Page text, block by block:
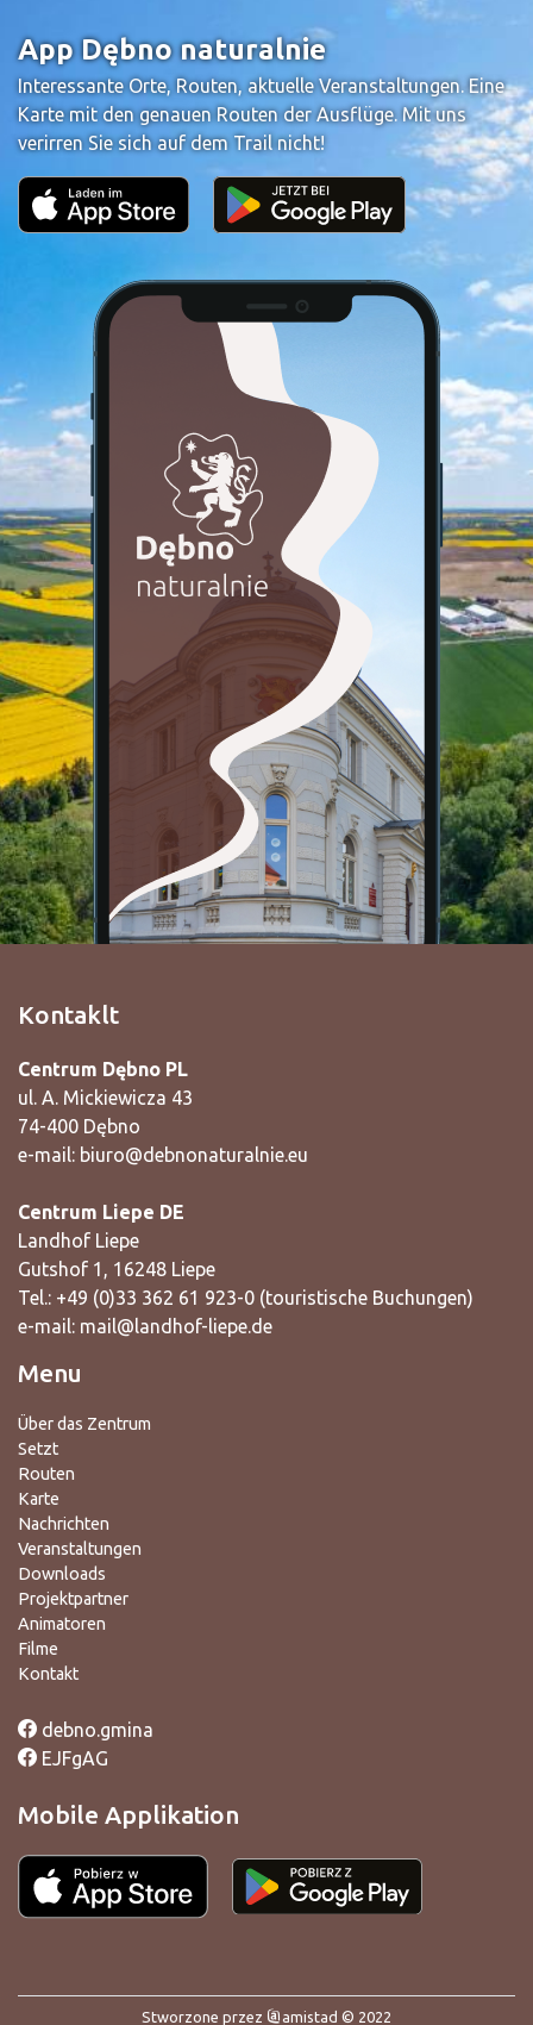
App Dębno naturalnie
Interessante Orte, Routen, aktuelle Veranstaltungen. Eine
Karte mit den genauen Routen der Ausflüge. Mit uns
verirren Sie sich auf dem Trail nicht!
Kontaklt
Centrum Dębno PL
ul. A. Mickiewicza 43
74-400 Dębno
e-mail: biuro@debnonaturalnie.eu
Centrum Liepe DE
Landhof Liepe
Gutshof 1, 16248 Liepe
Tel.: +49 (0)33 362 61 923-0 (touristische Buchungen)
e-mail: mail@landhof-liepe.de
Menu
Über das Zentrum
Setzt
Routen
Karte
Nachrichten
Veranstaltungen
Downloads
Projektpartner
Animatoren
Filme
Kontakt
debno.gmina
EJFgAG
Mobile Applikation
Stworzone przez amistad © 2022